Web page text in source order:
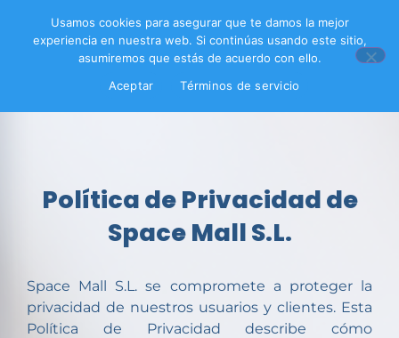
Política de Privacidad de
Space Mall S.L.
Space Mall S.L. se compromete a proteger la
privacidad de nuestros usuarios y clientes. Esta
Política de Privacidad describe cómo
Usamos cookies para asegurar que te damos la mejor
experiencia en nuestra web. Si continúas usando este sitio,
asumiremos que estás de acuerdo con ello.
Aceptar
Términos de servicio